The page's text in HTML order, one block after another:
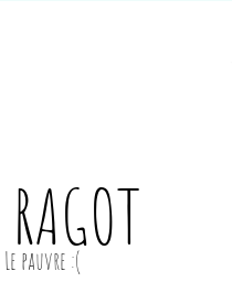
RAGOT